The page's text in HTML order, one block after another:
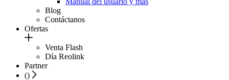
Blog
Contáctanos
Ofertas
Venta Flash
Día Reolink
Partner
()